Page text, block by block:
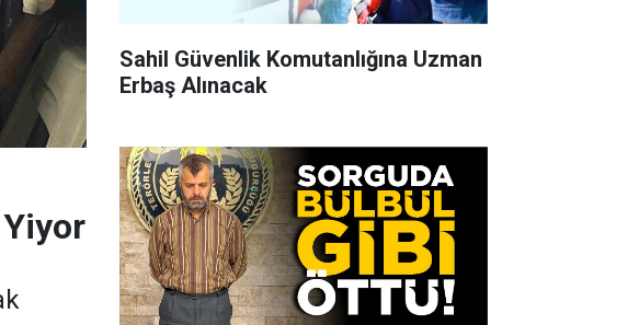
Yiyor
Sahil Güvenlik Komutanlığına Uzman
Erbaş Alınacak